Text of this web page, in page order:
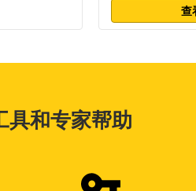
查
具和专家帮助